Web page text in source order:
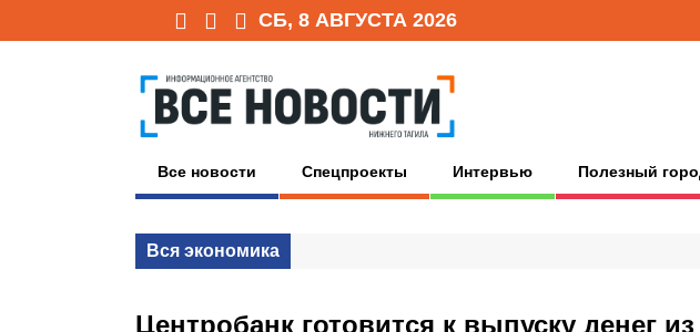
СБ, 8 АВГУСТА 2026
Все новости Спецпроекты Интервью Полезный
Вся экономика
Центробанк готовится к выпуску денег